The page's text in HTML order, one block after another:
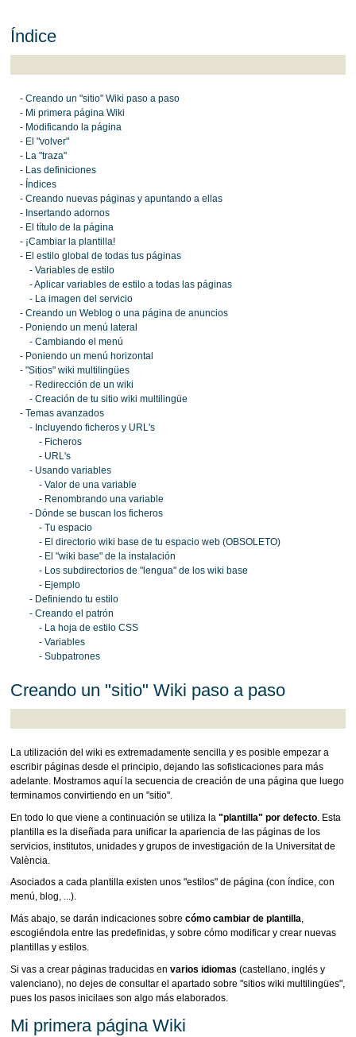
Índice
- Creando un "sitio" Wiki paso a paso
- Mi primera página Wiki
- Modificando la página
- El "volver"
- La "traza"
- Las definiciones
- Índices
- Creando nuevas páginas y apuntando a ellas
- Insertando adornos
- El título de la página
- ¡Cambiar la plantilla!
- El estilo global de todas tus páginas
- Variables de estilo
- Aplicar variables de estilo a todas las páginas
- La imagen del servicio
- Creando un Weblog o una página de anuncios
- Poniendo un menú lateral
- Cambiando el menú
- Poniendo un menú horizontal
- "Sitios" wiki multilingües
- Redirección de un wiki
- Creación de tu sitio wiki multilingüe
- Temas avanzados
- Incluyendo ficheros y URL's
- Ficheros
- URL's
- Usando variables
- Valor de una variable
- Renombrando una variable
- Dónde se buscan los ficheros
- Tu espacio
- El directorio wiki base de tu espacio web (OBSOLETO)
- El "wiki base" de la instalación
- Los subdirectorios de "lengua" de los wiki base
- Ejemplo
- Definiendo tu estilo
- Creando el patrón
- La hoja de estilo CSS
- Variables
- Subpatrones
Creando un "sitio" Wiki paso a paso
La utilización del wiki es extremadamente sencilla y es posible empezar a
escribir páginas desde el principio, dejando las sofisticaciones para más
adelante. Mostramos aquí la secuencia de creación de una página que luego
terminamos convirtiendo en un "sitio".
En todo lo que viene a continuación se utiliza la "plantilla" por defecto. Esta
plantilla es la diseñada para unificar la apariencia de las páginas de los
servicios, institutos, unidades y grupos de investigación de la Universitat de
València.
Asociados a cada plantilla existen unos "estilos" de página (con índice, con
menú, blog, ...).
Más abajo, se darán indicaciones sobre cómo cambiar de plantilla,
escogiéndola entre las predefinidas, y sobre cómo modificar y crear nuevas
plantillas y estilos.
Si vas a crear páginas traducidas en varios idiomas (castellano, inglés y
valenciano), no dejes de consultar el apartado sobre "sitios wiki multilingües",
pues los pasos inicilaes son algo más elaborados.
Mi primera página Wiki